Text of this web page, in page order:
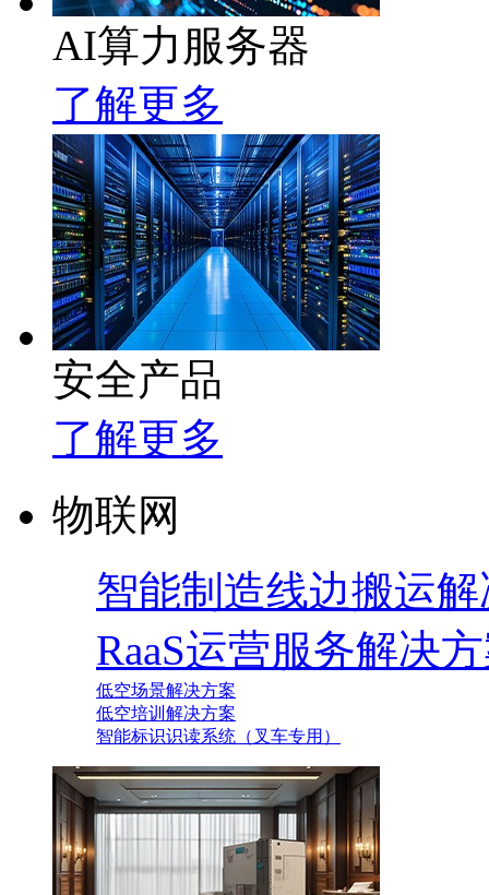
AI算力服务器
了解更多
安全产品
了解更多
物联网
智能制造线边搬运
RaaS运营服务解决
低空场景解决方案
低空培训解决方案
智能标识识读系统（叉车专用）